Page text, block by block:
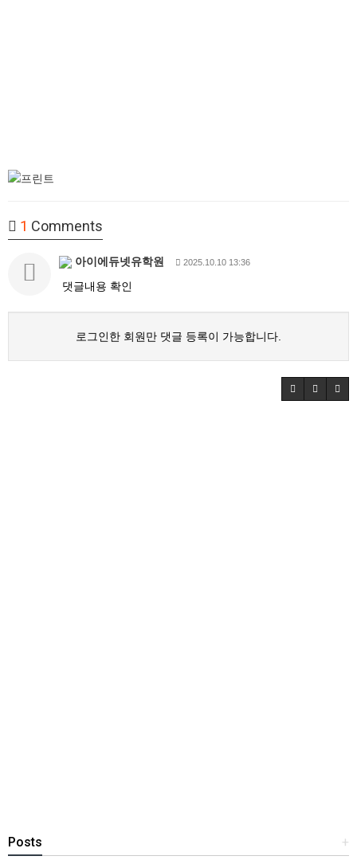
1 Comments
아이에듀넷유학원 2025.10.10 13:36
댓글내용 확인
로그인한 회원만 댓글 등록이 가능합니다.
+
Posts